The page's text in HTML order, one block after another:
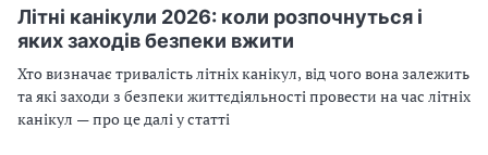
Літні канікули 2026: коли розпочнуться і
яких заходів безпеки вжити
Хто визначає тривалість літніх канікул, від чого вона залежить
та які заходи з безпеки життєдіяльності провести на час літніх
канікул — про це далі у статті